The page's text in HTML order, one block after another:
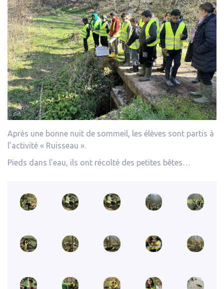
Après une bonne nuit de sommeil, les élèves sont partis à
l’activité « Ruisseau ».
Pieds dans l’eau, ils ont récolté des petites bêtes…